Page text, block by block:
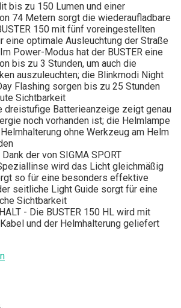
bis zu 150 Lumen und einer
74 Metern sorgt die wiederaufladbare
150 mit fünf voreingestellten
eine optimale Ausleuchtung der Straße
Im Power-Modus hat der BUSTER eine
bis zu 3 Stunden, um auch die
auszuleuchten; die Blinkmodi Night
Flashing sorgen bis zu 25 Stunden
Sichtbarkeit
dreistufige Batterieanzeige zeigt genau
noch vorhanden ist; die Helmlampe
ohne Werkzeug am Helm
der von SIGMA SPORT
wird das Licht gleichmäßig
so für eine besonders effektive
seitliche Light Guide sorgt für eine
Sichtbarkeit
- Die BUSTER 150 HL wird mit
und der Helmhalterung geliefert